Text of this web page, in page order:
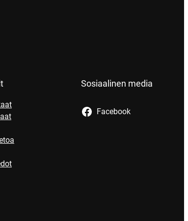
Sosiaalinen media
Facebook